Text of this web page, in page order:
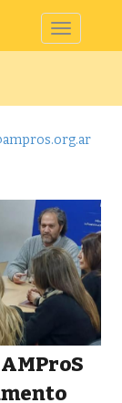
Toggle